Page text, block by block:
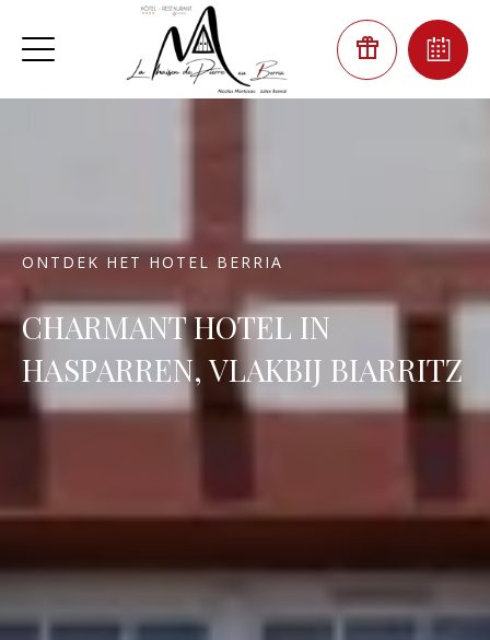
ONTDEK HET HOTEL BERRIA
CHARMANT HOTEL IN
HASPARREN, VLAKBIJ BIARRITZ